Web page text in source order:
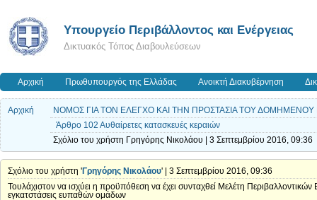
Yπουργείο Περιβάλλοντος και Ενέργειας
Δικτυακός Τόπος Διαβουλεύσεων
Αρχική Πρωθυπουργός της Ελλάδας Ανοικτή Διακυβέρνηση
Αρχική
ΝΟΜΟΣ ΓΙΑ ΤΟΝ ΕΛΕΓΧΟ ΚΑΙ ΤΗΝ ΠΡΟΣΤΑΣΙΑ ΤΟΥ
Άρθρο 102 Αυθαίρετες κατασκευές κεραιών
Σχόλιο του χρήστη Γρηγόρης Νικολάου | 3 Σεπτεμβρίου 2016, 09:36
Σχόλιο του χρήστη 'Γρηγόρης Νικολάου' | 3 Σεπτεμβρίου 2016, 09:36
Τουλάχιστον να ισχύει η προϋπόθεση να έχει συνταχθεί Μελέτη Περιβαλλοντικών
εγκατστάσεις ευπαθών ομάδων